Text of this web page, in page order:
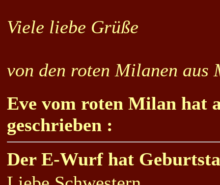
Viele liebe Grüße
von den roten Milanen aus
Eve vom roten Milan hat
geschrieben :
Der E-Wurf hat